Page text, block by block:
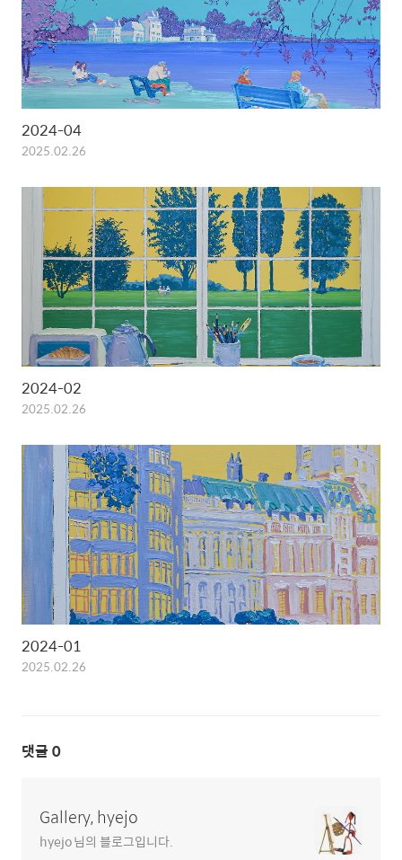
2024-04
2025.02.26
2024-02
2025.02.26
2024-01
2025.02.26
댓글 0
Gallery, hyejo
hyejo 님의 블로그입니다.